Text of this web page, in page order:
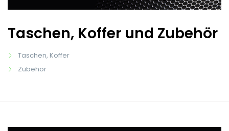
Taschen, Koffer und Zubehör
Taschen, Koffer
Zubehör